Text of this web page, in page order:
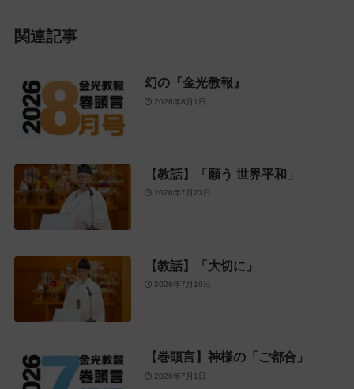
関連記事
幻の『金光教報』
2026年8月1日
【教話】「願う 世界平和」
2026年7月23日
【教話】「大切に」
2026年7月10日
【巻頭言】神様の「ご都合」
2026年7月1日